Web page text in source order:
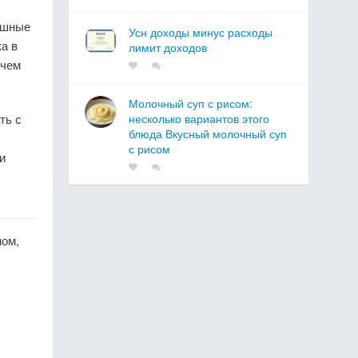
в
с
Усн доходы минус расходы
лимит доходов
Молочный суп с рисом:
несколько вариантов этого
блюда Вкусный молочный суп
с рисом